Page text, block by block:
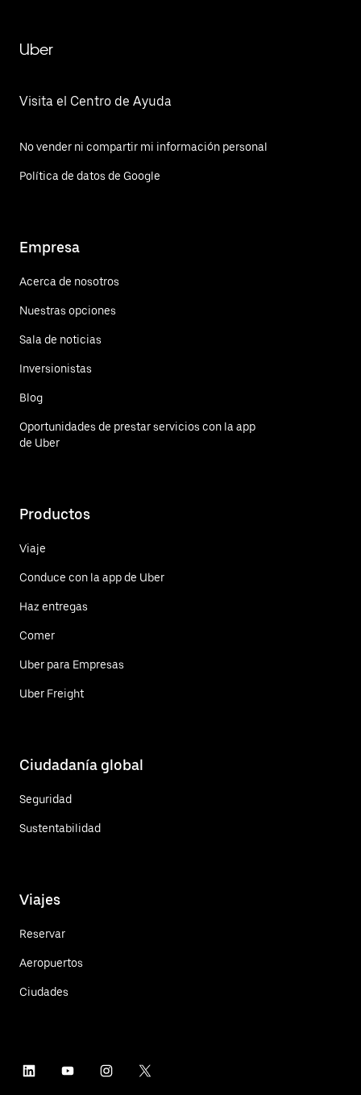
Uber
Visita el Centro de Ayuda
No vender ni compartir mi información personal
Política de datos de Google
Empresa
Acerca de nosotros
Nuestras opciones
Sala de noticias
Inversionistas
Blog
Oportunidades de prestar servicios con la app
de Uber
Productos
Viaje
Conduce con la app de Uber
Haz entregas
Comer
Uber para Empresas
Uber Freight
Ciudadanía global
Seguridad
Sustentabilidad
Viajes
Reservar
Aeropuertos
Ciudades